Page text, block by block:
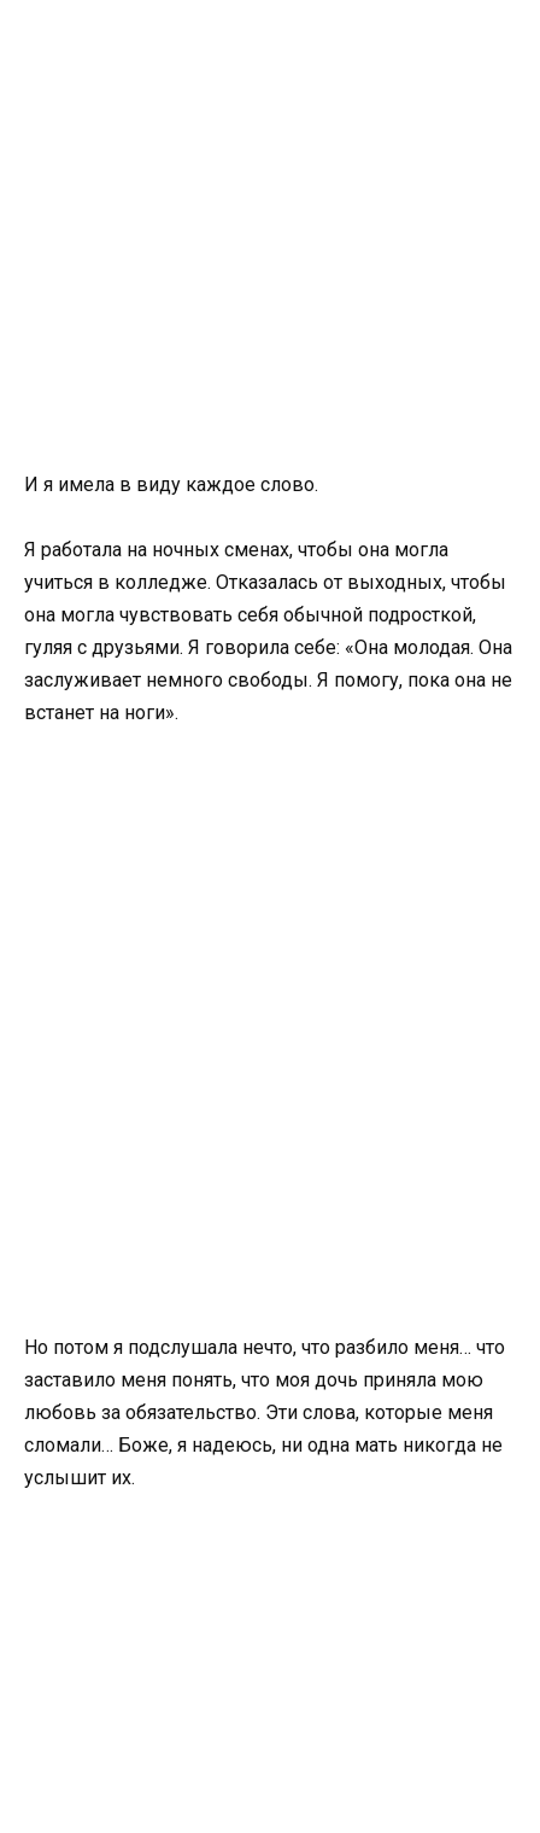
И я имела в виду каждое слово.
Я работала на ночных сменах, чтобы она могла
учиться в колледже. Отказалась от выходных, чтобы
она могла чувствовать себя обычной подросткой,
гуляя с друзьями. Я говорила себе: «Она молодая. Она
заслуживает немного свободы. Я помогу, пока она не
встанет на ноги».
Но потом я подслушала нечто, что разбило меня… что
заставило меня понять, что моя дочь приняла мою
любовь за обязательство. Эти слова, которые меня
сломали… Боже, я надеюсь, ни одна мать никогда не
услышит их.